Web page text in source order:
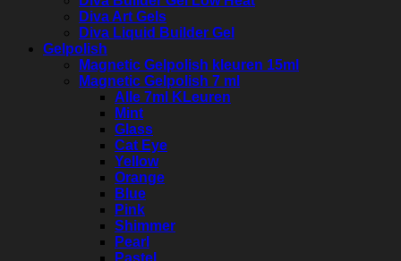
Diva Art Gels
Diva Liquid Builder Gel
Gelpolish
Magnetic Gelpolish kleuren 15ml
Magnetic Gelpolish 7 ml
Alle 7ml KLeuren
Mint
Glass
Cat Eye
Yellow
Orange
Blue
Pink
Shimmer
Pearl